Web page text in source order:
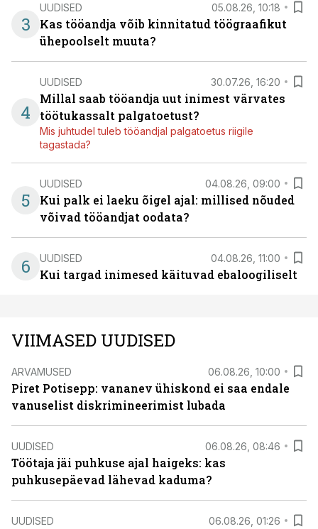
3
UUDISED 05.08.26, 10:18
Kas tööandja võib kinnitatud töögraafikut
ühepoolselt muuta?
4
UUDISED 30.07.26, 16:20
Millal saab tööandja uut inimest värvates
töötukassalt palgatoetust?
Mis juhtudel tuleb tööandjal palgatoetus riigile
tagastada?
5
UUDISED 04.08.26, 09:00
Kui palk ei laeku õigel ajal: millised nõuded
võivad tööandjat oodata?
6 UUDISED 04.08.26, 11:00
Kui targad inimesed käituvad ebaloogiliselt
VIIMASED UUDISED
ARVAMUSED 06.08.26, 10:00
Piret Potisepp: vananev ühiskond ei saa endale
vanuselist diskrimineerimist lubada
UUDISED 06.08.26, 08:46
Töötaja jäi puhkuse ajal haigeks: kas
puhkusepäevad lähevad kaduma?
UUDISED 06.08.26, 01:26